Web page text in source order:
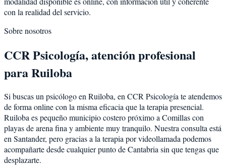
con la realidad del servicio.
Sobre nosotros
CCR Psicología, atención profesional
para Ruiloba
Si buscas un psicólogo en Ruiloba, en CCR Psicología te atendemos
de forma online con la misma eficacia que la terapia presencial.
Ruiloba es pequeño municipio costero próximo a Comillas con
playas de arena fina y ambiente muy tranquilo. Nuestra consulta está
en Santander, pero gracias a la terapia por videollamada podemos
acompañarte desde cualquier punto de Cantabria sin que tengas que
desplazarte.